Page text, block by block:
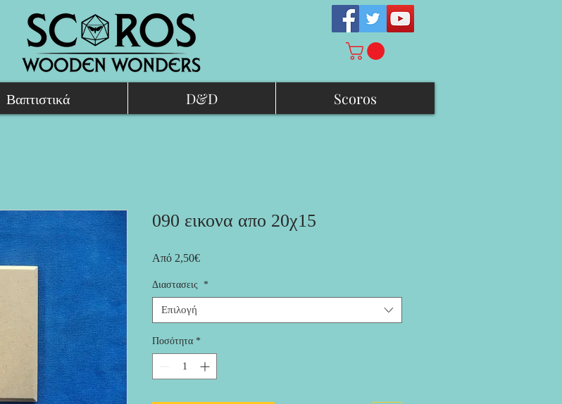
090 εικονα απο 20χ15
Από 2,50€Τιμή
Διαστασεις *
Επιλογή
Ποσότητα *
Βαπτιστικά D&D Scoros